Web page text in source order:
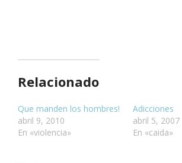
Relacionado
Que manden los hombres!
abril 9, 2010
En «violencia»
Adicciones
abril 5, 2007
En «caida»